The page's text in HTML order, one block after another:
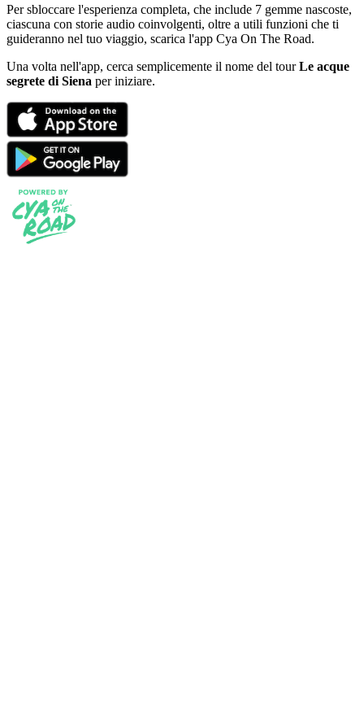
Per sbloccare l'esperienza completa, che include 7 gemme nascoste,
ciascuna con storie audio coinvolgenti, oltre a utili funzioni che ti
guideranno nel tuo viaggio, scarica l'app Cya On The Road.
Una volta nell'app, cerca semplicemente il nome del tourLe acque
segrete di Siena per iniziare.